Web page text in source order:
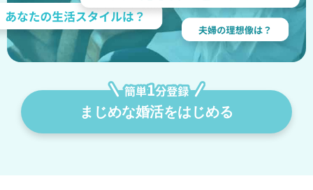
まじめな婚活をはじめる